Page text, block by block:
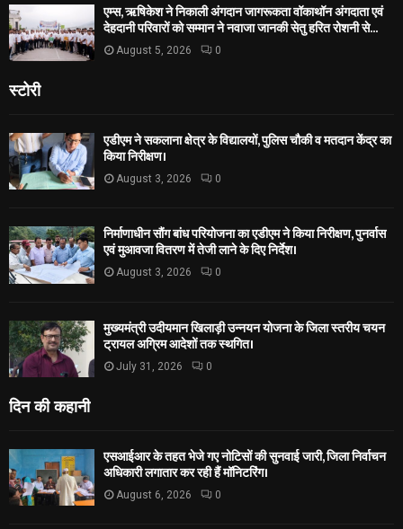
एम्स, ऋषिकेश ने निकाली अंगदान जागरूकता वॉकाथॉन अंगदाता एवं
देहदानी परिवारों को सम्मान ने नवाजा जानकी सेतु हरित रोशनी से...
August 5, 2026 0
स्टोरी
एडीएम ने सकलाना क्षेत्र के विद्यालयों, पुलिस चौकी व मतदान केंद्र का
किया निरीक्षण।
August 3, 2026 0
निर्माणाधीन सौंग बांध परियोजना का एडीएम ने किया निरीक्षण, पुनर्वास
एवं मुआवजा वितरण में तेजी लाने के दिए निर्देश।
August 3, 2026 0
मुख्यमंत्री उदीयमान खिलाड़ी उन्नयन योजना के जिला स्तरीय चयन
ट्रायल अग्रिम आदेशों तक स्थगित।
July 31, 2026 0
दिन की कहानी
एसआईआर के तहत भेजे गए नोटिसों की सुनवाई जारी, जिला निर्वाचन
अधिकारी लगातार कर रही हैं मॉनिटरिंग।
August 6, 2026 0